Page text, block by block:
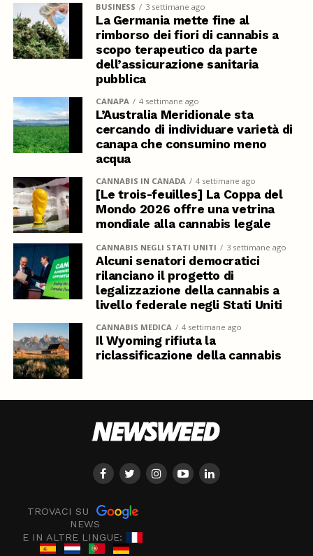
BUSINESS 3 settimane ago
La Germania mette fine al
rimborso dei fiori di cannabis a
scopo terapeutico da parte
dell’assicurazione sanitaria
pubblica
CANAPA 4 settimane ago
L’Australia Meridionale sta
cercando di individuare varietà di
canapa che consumino meno
acqua
CANNABIS IN CANADA 4 settimane ago
[Le trois-feuilles] La Coppa del
Mondo 2026 offre una vetrina
mondiale alla cannabis legale
CANNABIS NEGLI STATI UNITI 3 settimane ago
Alcuni senatori democratici
rilanciano il progetto di
legalizzazione della cannabis a
livello federale negli Stati Uniti
CANNABIS MEDICA 4 settimane ago
Il Wyoming rifiuta la
riclassificazione della cannabis
TROVACI SU
NEWS
E IN ALTRE LINGUE: